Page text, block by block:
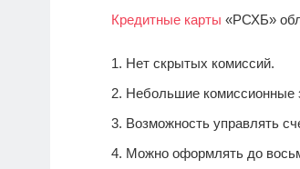
Кредитные карты «РСХБ»
Нет скрытых комиссий.
Небольшие комиссионные
Возможность управлять
Можно оформлять до